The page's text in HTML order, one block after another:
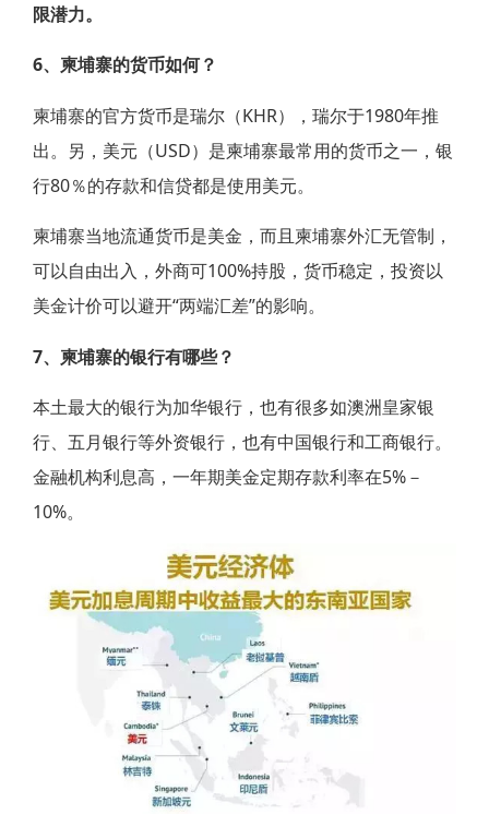
限潜力。
6、柬埔寨的货币如何？
柬埔寨的官方货币是瑞尔（KHR），瑞尔于1980年推
出。另，美元（USD）是柬埔寨最常用的货币之一，银
行80％的存款和信贷都是使用美元。
柬埔寨当地流通货币是美金，而且柬埔寨外汇无管制，
可以自由出入，外商可100%持股，货币稳定，投资以
美金计价可以避开“两端汇差”的影响。
7、柬埔寨的银行有哪些？
本土最大的银行为加华银行，也有很多如澳洲皇家银
行、五月银行等外资银行，也有中国银行和工商银行。
金融机构利息高，一年期美金定期存款利率在5%－
10%。